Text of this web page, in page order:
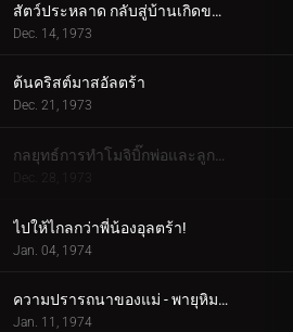
สัตว์ประหลาด กลับสู่บ้านเกิดของคุณ!
Dec. 14, 1973
ต้นคริสต์มาสอัลตร้า
Dec. 21, 1973
Dec. 28, 1973
ไปให้ไกลกว่าพี่น้องอุลตร้า!
Jan. 04, 1974
ความปรารถนาของแม่ - พายุหิมะเชอร์รี่กลางฤดูหนาว
Jan. 11, 1974